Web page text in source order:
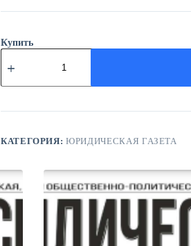
Купить
Количество
товара
№51
11
2025
КАТЕГОРИЯ:ЮРИДИЧЕСКАЯ ГАЗЕТА